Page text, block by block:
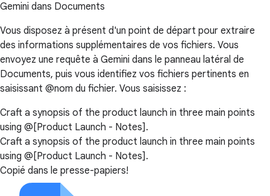
Gemini dans Documents
Vous disposez à présent d'un point de départ pour extraire
des informations supplémentaires de vos fichiers. Vous
envoyez une requête à Gemini dans le panneau latéral de
Documents, puis vous identifiez vos fichiers pertinents en
saisissant @nom du fichier. Vous saisissez :
Craft a synopsis of the product launch in three main points
using @[Product Launch - Notes].
Craft a synopsis of the product launch in three main points
using @[Product Launch - Notes].
Copié dans le presse-papiers!